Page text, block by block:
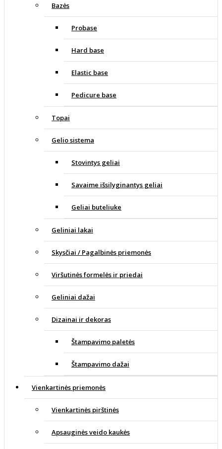
Bazės
Probase
Hard base
Elastic base
Pedicure base
Topai
Gelio sistema
Stovintys geliai
Savaime išsilyginantys geliai
Geliai buteliuke
Geliniai lakai
Skysčiai / Pagalbinės priemonės
Viršutinės formelės ir priedai
Geliniai dažai
Dizainai ir dekoras
Štampavimo paletės
Štampavimo dažai
Vienkartinės priemonės
Vienkartinės pirštinės
Apsauginės veido kaukės